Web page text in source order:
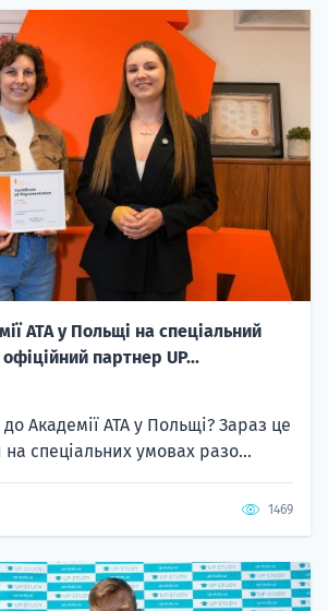
ATA у Польщі на спеціальний
партнер UP...
Академії ATA у Польщі? Зараз це
спеціальних умовах разо...
1469